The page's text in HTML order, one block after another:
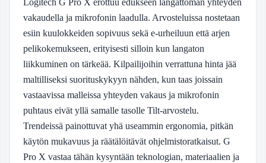
vakaudella ja mikrofonin laadulla. Arvosteluissa nostetaan
esiin kuulokkeiden sopivuus sekä e-urheiluun että arjen
pelikokemukseen, erityisesti silloin kun langaton
liikkuminen on tärkeää. Kilpailijoihin verrattuna hinta jää
maltilliseksi suorituskykyyn nähden, kun taas joissain
vastaavissa malleissa yhteyden vakaus ja mikrofonin
puhtaus eivät yllä samalle tasolle Tilt-arvostelu.
Trendeissä painottuvat yhä useammin ergonomia, pitkän
käytön mukavuus ja räätälöitävät ohjelmistoratkaisut. G
Pro X vastaa tähän kysyntään teknologian, materiaalien ja